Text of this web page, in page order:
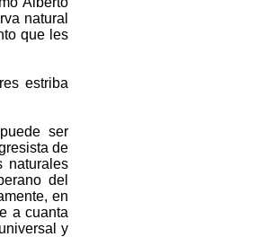
natural
que les
estriba
ser
de
naturales
del
en
a cuanta
y